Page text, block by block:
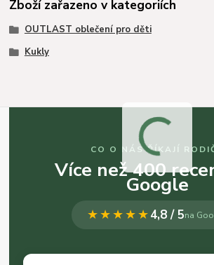
Zboží zařazeno v kategoriích
OUTLAST oblečení pro děti
Kukly
CO O NÁS ŘÍKAJÍ
Více než 400
Google
★★★★★4,8 / 5na